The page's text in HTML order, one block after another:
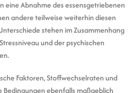
eine Abnahme des essensgetriebenen
andere teilweise weiterhin diesen
stehen im Zusammenhang
und der psychischen
Faktoren, Stoffwechselraten und
Bedingungen ebenfalls maßgeblich